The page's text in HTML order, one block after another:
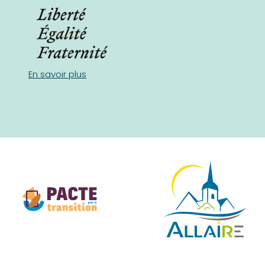
En savoir plus